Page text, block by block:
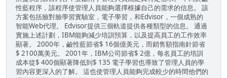
性藍程序，該程序使管理人員能夠選擇根據自己​​的需求的信息。 該
方案包括臉對臉學習實驗室，電子學習，和Edvisor，一個成熟的
智能Web代理。 Edvisor提供三個軌道提供各種類型的信息。 通過
實施上述計劃，IBM能夠減少培訓預算，以及提高員工的工作效率
顯著。 2000年，鹼性藍節省$ 16個億美元，而銷售額指南針節省
$ 2100萬美元。 2001年，IBM公司節省$ 2億，每名員工的培訓
成本從$ 400個顯著降低到$ 135 電子學習也導致了管理人員的學
習內容更深入的了解。 這也使管理人員能夠完成較少的時間他們的